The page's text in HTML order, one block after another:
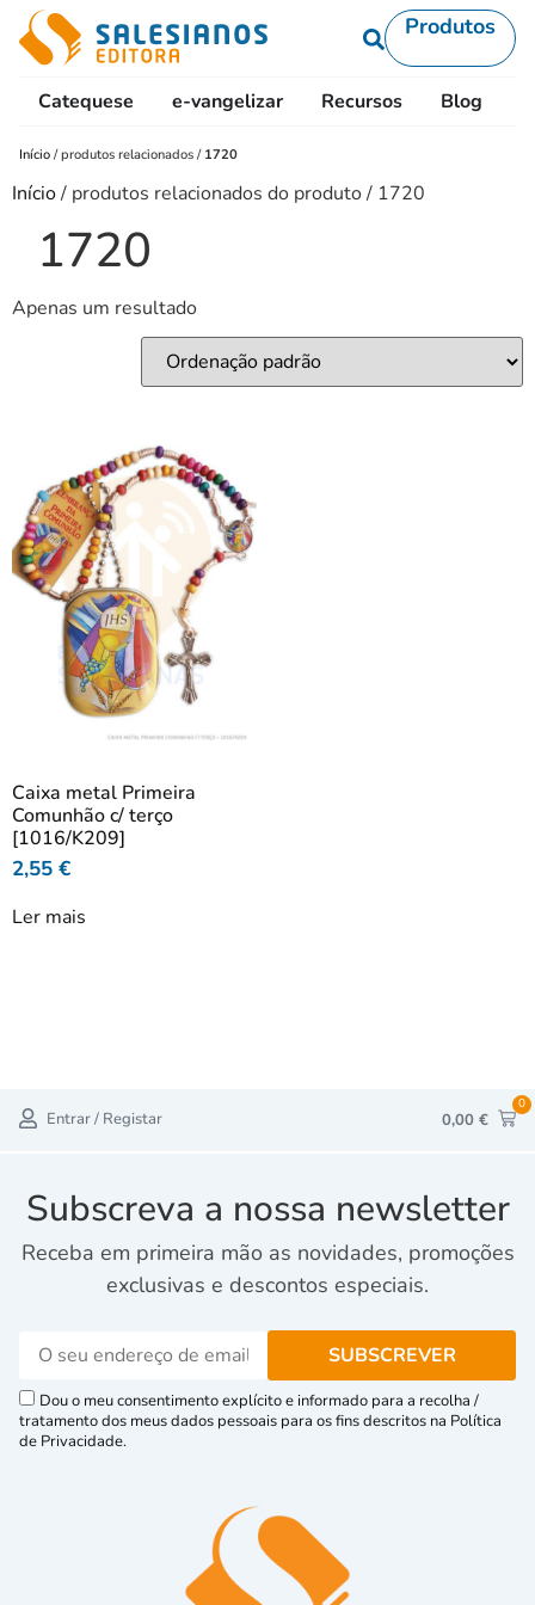
Produtos
Catequese e-vangelizar Recursos Blog
Início /produtos relacionados / 1720
Início/ produtos relacionados do produto / 1720
1720
Apenas um resultado
Caixa metal Primeira
Comunhão c/ terço
[1016/K209]
2,55 €
Ler mais
Entrar / Registar 0,00 €
0
Subscreva a nossa newsletter
Receba em primeira mão as novidades, promoções
exclusivas e descontos especiais.
Dou o meu consentimento explícito e informado para a recolha /
tratamento dos meus dados pessoais para os fins descritos na Política
de Privacidade.